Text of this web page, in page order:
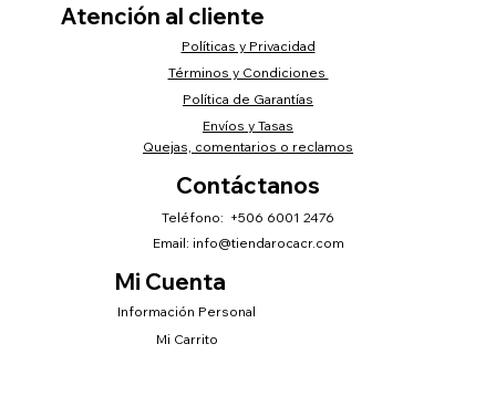
Atención al cliente
Políticas y Privacidad
Términos y Condiciones
Envíos y Tasas
Política de Garantías
Quejas, comentarios o reclamos
Mi Cuenta
Información Personal
Mi Carrito
Contáctanos
Teléfono: +506 6001 2476
Email: info@tiendarocacr.com